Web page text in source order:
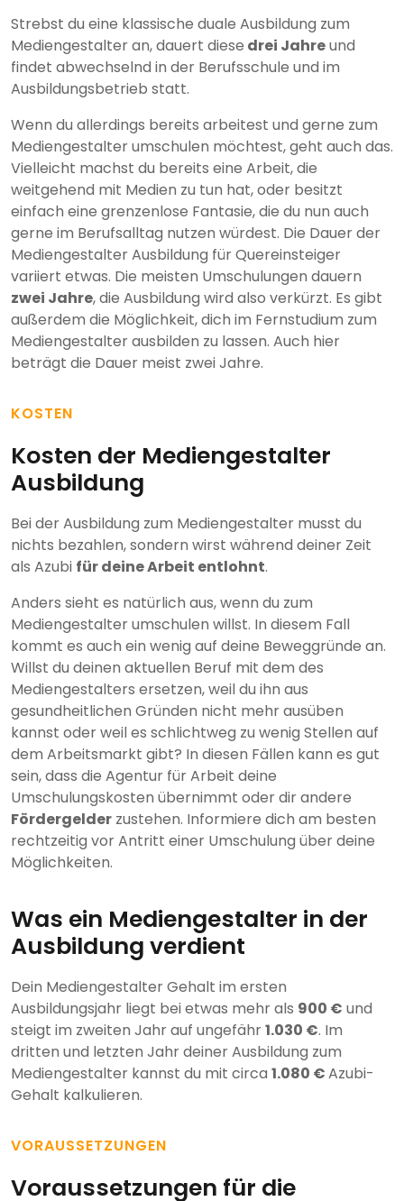
Strebst du eine klassische duale Ausbildung zum
Mediengestalter an, dauert diese drei Jahreund
findet abwechselnd in der Berufsschule und im
Ausbildungsbetrieb statt.
Wenn du allerdings bereits arbeitest und gerne zum
Mediengestalter umschulen möchtest, geht auch das.
Vielleicht machst du bereits eine Arbeit, die
weitgehend mit Medien zu tun hat, oder besitzt
einfach eine grenzenlose Fantasie, die du nun auch
gerne im Berufsalltag nutzen würdest. Die Dauer der
Mediengestalter Ausbildung für Quereinsteiger
variiert etwas. Die meisten Umschulungen dauern
zwei Jahre, die Ausbildung wird also verkürzt. Es gibt
außerdem die Möglichkeit, dich im Fernstudium zum
Mediengestalter ausbilden zu lassen. Auch hier
beträgt die Dauer meist zwei Jahre.
KOSTEN
Kosten der Mediengestalter
Ausbildung
Bei der Ausbildung zum Mediengestalter musst du
nichts bezahlen, sondern wirst während deiner Zeit
als Azubi für deine Arbeit entlohnt.
Anders sieht es natürlich aus, wenn du zum
Mediengestalter umschulen willst. In diesem Fall
kommt es auch ein wenig auf deine Beweggründe an.
Willst du deinen aktuellen Beruf mit dem des
Mediengestalters ersetzen, weil du ihn aus
gesundheitlichen Gründen nicht mehr ausüben
kannst oder weil es schlichtweg zu wenig Stellen auf
dem Arbeitsmarkt gibt? In diesen Fällen kann es gut
sein, dass die Agentur für Arbeit deine
Umschulungskosten übernimmt oder dir andere
Fördergelder zustehen. Informiere dich am besten
rechtzeitig vor Antritt einer Umschulung über deine
Möglichkeiten.
Was ein Mediengestalter in der
Ausbildung verdient
Dein Mediengestalter Gehalt im ersten
Ausbildungsjahr liegt bei etwas mehr als 900 € und
steigt im zweiten Jahr auf ungefähr1.030 €. Im
dritten und letzten Jahr deiner Ausbildung zum
Mediengestalter kannst du mit circa 1.080 €Azubi-
Gehalt kalkulieren.
VORAUSSETZUNGEN
Voraussetzungen für die